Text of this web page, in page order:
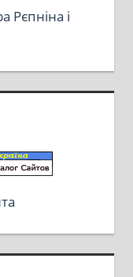
Рєпніна і